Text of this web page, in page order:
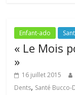
Enfant-ado
« Le Mois
»
16 juillet 2015
Dents, Santé Bucco-